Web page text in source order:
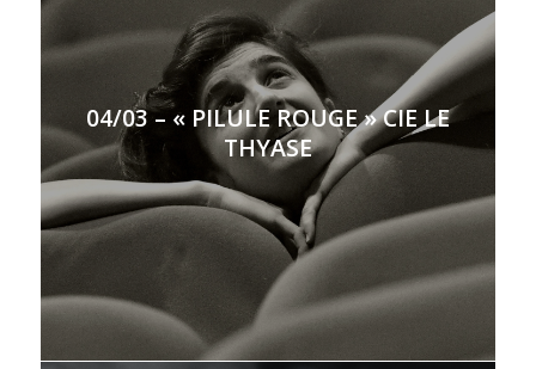
04/03 – « PILULE ROUGE » CIE LE
THYASE